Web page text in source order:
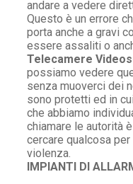
andare a vedere
Questo è un errore
porta anche a gravi
essere assaliti o
Telecamere
possiamo vedere
senza muoverci dei
sono protetti ed in
che abbiamo
chiamare le autorità
cercare qualcosa
violenza.
IMPIANTI DI